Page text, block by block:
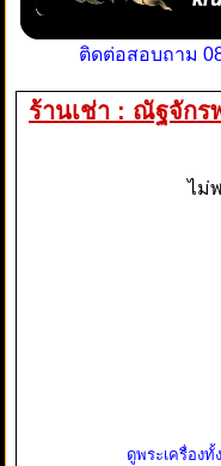
ติดต่อสอบถาม
ร้านเช่า : ณัฐจักร
ไม่
ดูพระเครื่องทั้